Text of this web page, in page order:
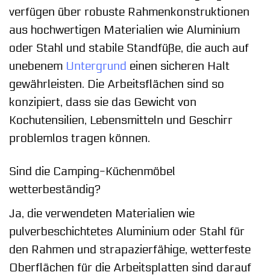
verfügen über robuste Rahmenkonstruktionen
aus hochwertigen Materialien wie Aluminium
oder Stahl und stabile Standfüße, die auch auf
unebenem Untergrund einen sicheren Halt
gewährleisten. Die Arbeitsflächen sind so
konzipiert, dass sie das Gewicht von
Kochutensilien, Lebensmitteln und Geschirr
problemlos tragen können.
Sind die Camping-Küchenmöbel
wetterbeständig?
Ja, die verwendeten Materialien wie
pulverbeschichtetes Aluminium oder Stahl für
den Rahmen und strapazierfähige, wetterfeste
Oberflächen für die Arbeitsplatten sind darauf